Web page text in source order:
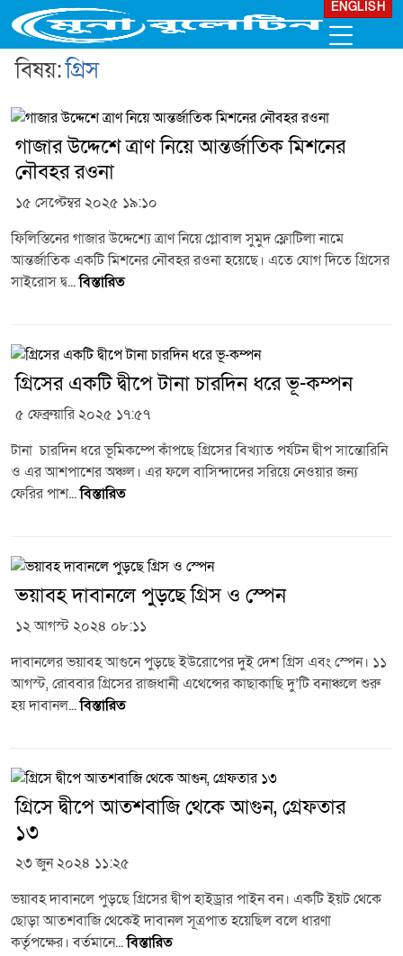
ENGLISH
বিষয়:গ্রিস
গাজার উদ্দেশে ত্রাণ নিয়ে আন্তর্জাতিক মিশনের
নৌবহর রওনা
১৫ সেপ্টেম্বর ২০২৫ ১৯:১০
ফিলিস্তিনের গাজার উদ্দেশ্যে ত্রাণ নিয়ে গ্লোবাল সুমুদ ফ্লোটিলা নামে
আন্তর্জাতিক একটি মিশনের নৌবহর রওনা হয়েছে। এতে যোগ দিতে গ্রিসের
সাইরোস দ্ব...বিস্তারিত
গ্রিসের একটি দ্বীপে টানা চারদিন ধরে ভূ-কম্পন
৫ ফেব্রুয়ারি ২০২৫ ১৭:৫৭
টানা চারদিন ধরে ভূমিকম্পে কাঁপছে গ্রিসের বিখ্যাত পর্যটন দ্বীপ সান্তোরিনি
ও এর আশপাশের অঞ্চল। এর ফলে বাসিন্দাদের সরিয়ে নেওয়ার জন্য
ফেরির পাশ...বিস্তারিত
ভয়াবহ দাবানলে পুড়ছে গ্রিস ও স্পেন
১২ আগস্ট ২০২৪ ০৮:১১
দাবানলের ভয়াবহ আগুনে পুড়ছে ইউরোপের দুই দেশ গ্রিস এবং স্পেন। ১১
আগস্ট, রোববার গ্রিসের রাজধানী এথেন্সের কাছাকাছি দু’টি বনাঞ্চলে শুরু
হয় দাবানল...বিস্তারিত
গ্রিসে দ্বীপে আতশবাজি থেকে আগুন, গ্রেফতার
১৩
২৩ জুন ২০২৪ ১১:২৫
ভয়াবহ দাবানলে পুড়ছে গ্রিসের দ্বীপ হাইড্রার পাইন বন। একটি ইয়ট থেকে
ছোড়া আতশবাজি থেকেই দাবানল সূত্রপাত হয়েছিল বলে ধারণা
কর্তৃপক্ষের। বর্তমানে...বিস্তারিত